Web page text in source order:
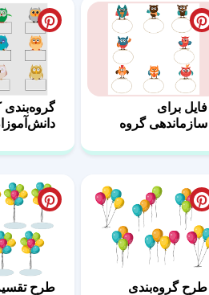
فایل‌ برای
سازماندهی گروه
طرح گروه‌بندی
طرح